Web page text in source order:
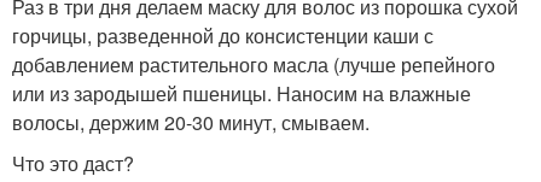
Раз в три дня делаем маску для волос из порошка сухой
горчицы, разведенной до консистенции каши с
добавлением растительного масла (лучше репейного
или из зародышей пшеницы. Наносим на влажные
волосы, держим 20-30 минут, смываем.
Что это даст?